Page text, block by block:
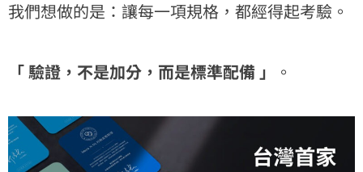
我們想做的是：讓每一項規格，都經得起考驗。
「 驗證，不是加分，而是標準配備 」 。